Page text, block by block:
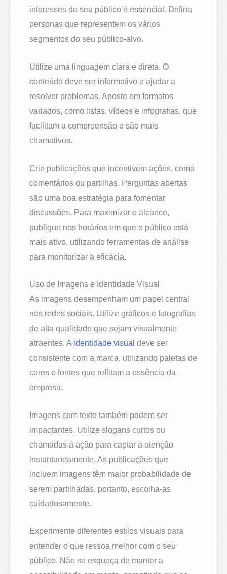
interesses do seu público é essencial. Defina
personas que representem os vários
segmentos do seu público-alvo.
Utilize uma linguagem clara e direta. O
conteúdo deve ser informativo e ajudar a
resolver problemas. Aposte em formatos
variados, como listas, vídeos e infografias, que
facilitam a compreensão e são mais
chamativos.
Crie publicações que incentivem ações, como
comentários ou partilhas. Perguntas abertas
são uma boa estratégia para fomentar
discussões. Para maximizar o alcance,
publique nos horários em que o público está
mais ativo, utilizando ferramentas de análise
para monitorizar a eficácia.
Uso de Imagens e Identidade Visual
As imagens desempenham um papel central
nas redes sociais. Utilize gráficos e fotografias
de alta qualidade que sejam visualmente
atraentes. A identidade visual deve ser
consistente com a marca, utilizando paletas de
cores e fontes que reflitam a essência da
empresa.
Imagens com texto também podem ser
impactantes. Utilize slogans curtos ou
chamadas à ação para captar a atenção
instantaneamente. As publicações que
incluem imagens têm maior probabilidade de
serem partilhadas, portanto, escolha-as
cuidadosamente.
Experimente diferentes estilos visuais para
entender o que ressoa melhor com o seu
público. Não se esqueça de manter a